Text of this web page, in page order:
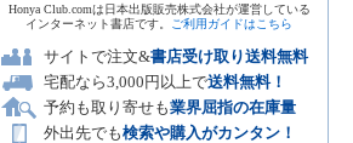
Honya Club.comは日本出版販売株式会社が運営している
インターネット書店です。
ご利用ガイドはこちら
サイトで注文&書店受け取り送料無料
宅配なら3,000円以上で送料無料！
予約も取り寄せも業界屈指の在庫量
外出先でも検索や購入がカンタン！